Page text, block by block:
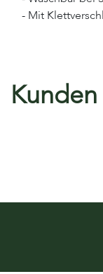
- Mit